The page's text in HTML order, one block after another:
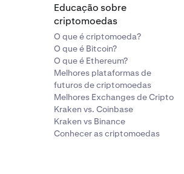
Educação sobre
criptomoedas
O que é criptomoeda?
O que é Bitcoin?
O que é Ethereum?
Melhores plataformas de
futuros de criptomoedas
Melhores Exchanges de Cripto
Kraken vs. Coinbase
Kraken vs Binance
Conhecer as criptomoedas